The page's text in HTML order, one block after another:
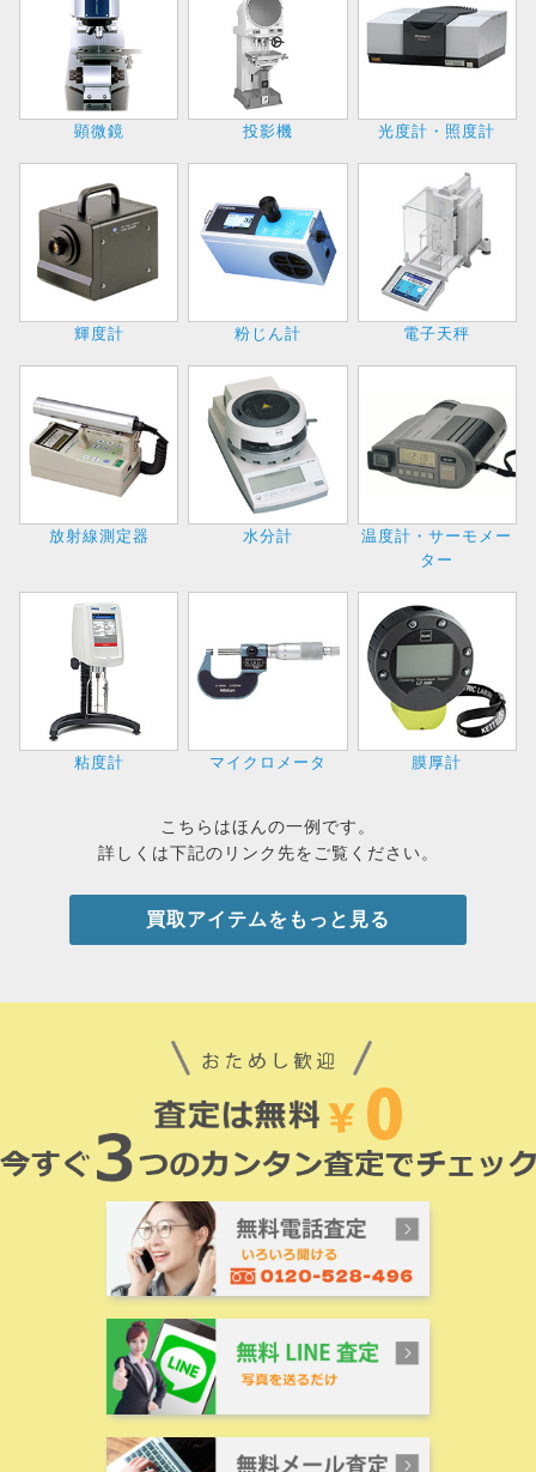
顕微鏡 投影機 光度計・照度計
輝度計 粉じん計 電子天秤
放射線測定器 水分計
温度計・サーモメー
ター
粘度計 マイクロメータ 膜厚計
こちらはほんの一例です。
詳しくは下記のリンク先をご覧ください。
買取アイテムをもっと見る